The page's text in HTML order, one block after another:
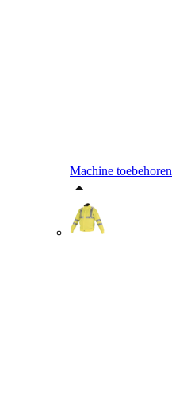
Machine toebehoren